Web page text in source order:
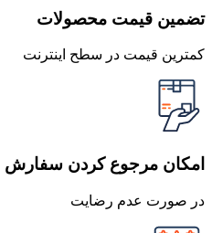
تضمین قیمت محصولات
کمترین قیمت در سطح اینترنت
امکان مرجوع کردن سفارش
در صورت عدم رضایت